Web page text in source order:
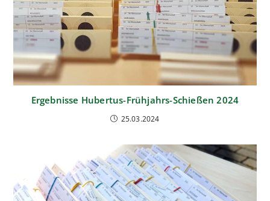
Ergebnisse Hubertus-Frühjahrs-Schießen 2024
25.03.2024